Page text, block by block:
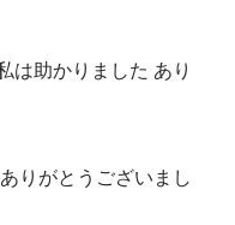
は助かりました あり
りがとうございまし